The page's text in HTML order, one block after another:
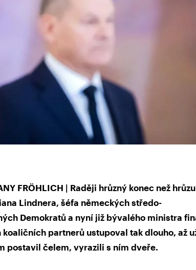
FRÖHLICH | Raději hrůzný konec než
Lindnera, šéfa německých středo-
Demokratů a nyní již bývalého ministra
partnerů ustupoval tak dlouho, až
postavil čelem, vyrazili s ním dveře.